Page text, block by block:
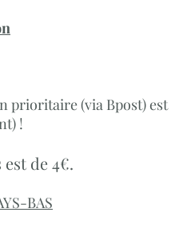
(via Bpost) est
!
de 4€.
BAS